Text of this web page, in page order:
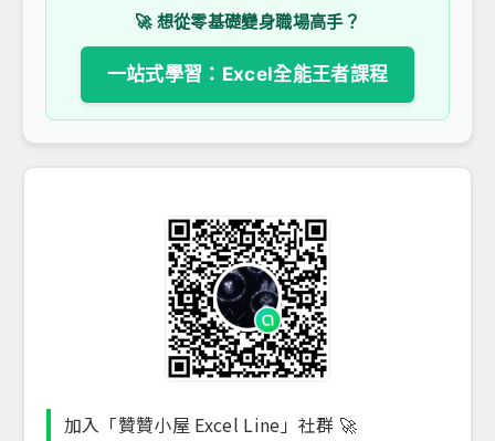
🚀 想從零基礎變身職場高手？
一站式學習：Excel全能王者課程
加入「贊贊小屋 Excel Line」社群 🚀